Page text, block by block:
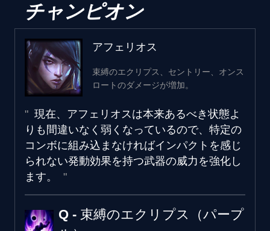
チャンピオン
アフェリオス
束縛のエクリプス、セントリー、オンス
ロートのダメージが増加。
現在、アフェリオスは本来あるべき状態よ
りも間違いなく弱くなっているので、特定の
コンボに組み込まなければインパクトを感じ
られない発動効果を持つ武器の威力を強化し
ます。
Q - 束縛のエクリプス（パープ